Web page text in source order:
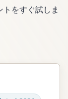
をすぐ試しま